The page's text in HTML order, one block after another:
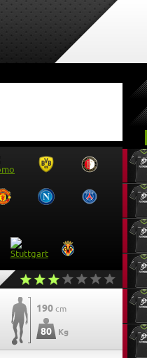
190 cm
80 Kg